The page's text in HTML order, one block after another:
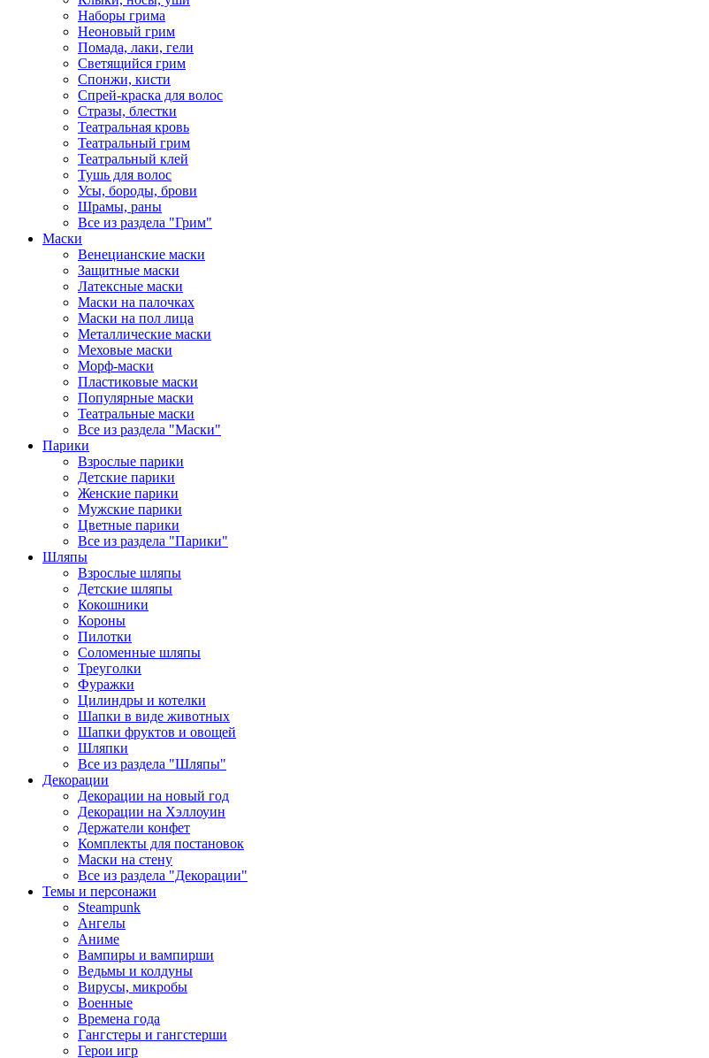
Наборы грима
Неоновый грим
Помада, лаки, гели
Светящийся грим
Спонжи, кисти
Спрей-краска для волос
Стразы, блестки
Театральная кровь
Театральный грим
Театральный клей
Тушь для волос
Усы, бороды, брови
Шрамы, раны
Все из раздела "Грим"
Маски
Венецианские маски
Защитные маски
Латексные маски
Маски на палочках
Маски на пол лица
Металлические маски
Меховые маски
Морф-маски
Пластиковые маски
Популярные маски
Театральные маски
Все из раздела "Маски"
Парики
Взрослые парики
Детские парики
Женские парики
Мужские парики
Цветные парики
Все из раздела "Парики"
Шляпы
Взрослые шляпы
Детские шляпы
Кокошники
Короны
Пилотки
Соломенные шляпы
Треуголки
Фуражки
Цилиндры и котелки
Шапки в виде животных
Шапки фруктов и овощей
Шляпки
Все из раздела "Шляпы"
Декорации
Декорации на новый год
Декорации на Хэллоуин
Держатели конфет
Комплекты для постановок
Маски на стену
Все из раздела "Декорации"
Темы и персонажи
Steampunk
Ангелы
Аниме
Вампиры и вампирши
Ведьмы и колдуны
Вирусы, микробы
Военные
Времена года
Гангстеры и гангстерши
Герои игр